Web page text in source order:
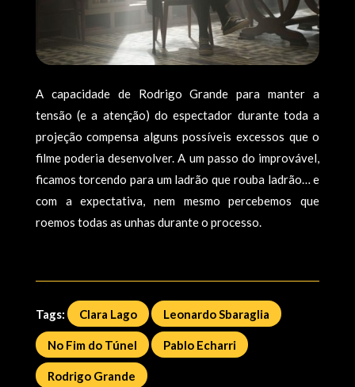
A capacidade de Rodrigo Grande para manter a
tensão (e a atenção) do espectador durante toda a
projeção compensa alguns possíveis excessos que o
filme poderia desenvolver. A um passo do improvável,
ficamos torcendo para um ladrão que rouba ladrão… e
com a expectativa, nem mesmo percebemos que
roemos todas as unhas durante o processo.
Tags: Clara Lago Leonardo Sbaraglia
No Fim do Túnel Pablo Echarri
Rodrigo Grande